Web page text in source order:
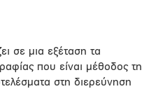
σε μια εξέταση τα
που είναι μέθοδος
στη διερεύνηση